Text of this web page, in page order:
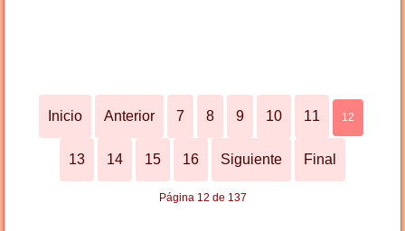
Inicio Anterior 7 8 9 10 11 12
13 14 15 16 Siguiente Final
Página 12 de 137